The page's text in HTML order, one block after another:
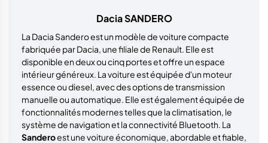
Dacia SANDERO
La Dacia Sandero est un modèle de voiture compacte
fabriquée par Dacia, une filiale de Renault. Elle est
disponible en deux ou cinq portes et offre un espace
intérieur généreux. La voiture est équipée d'un moteur
essence ou diesel, avec des options de transmission
manuelle ou automatique. Elle est également équipée de
fonctionnalités modernes telles que la climatisation, le
système de navigation et la connectivité Bluetooth. La
Sanderoest une voiture économique, abordable et fiable,